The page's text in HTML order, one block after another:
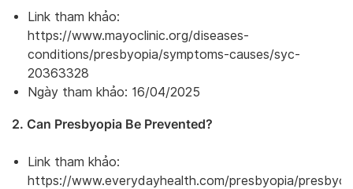
Link tham khảo:
https://www.mayoclinic.org/diseases-
conditions/presbyopia/symptoms-causes/syc-
20363328
Ngày tham khảo: 16/04/2025
2. Can Presbyopia Be Prevented?
Link tham khảo:
https://www.everydayhealth.com/presbyopia/